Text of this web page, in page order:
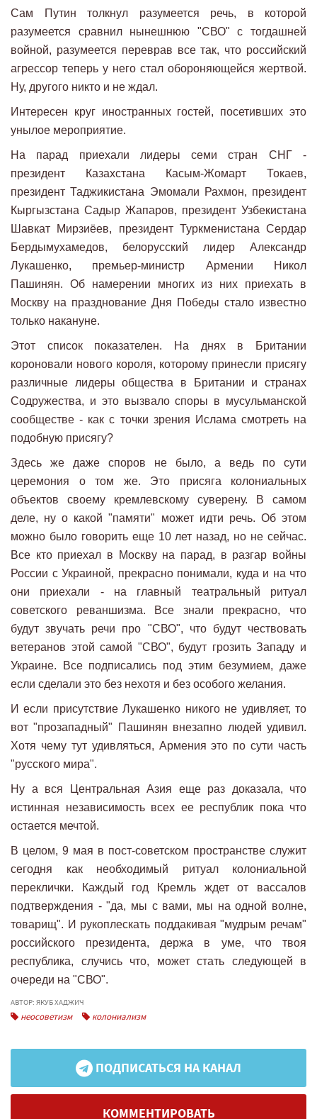
Сам Путин толкнул разумеется речь, в которой
разумеется сравнил нынешнюю "СВО" с тогдашней
войной, разумеется переврав все так, что российский
агрессор теперь у него стал обороняющейся жертвой.
Ну, другого никто и не ждал.
Интересен круг иностранных гостей, посетивших это
унылое мероприятие.
На парад приехали лидеры семи стран СНГ -
президент Казахстана Касым-Жомарт Токаев,
президент Таджикистана Эмомали Рахмон, президент
Кыргызстана Садыр Жапаров, президент Узбекистана
Шавкат Мирзиёев, президент Туркменистана Сердар
Бердымухамедов, белорусский лидер Александр
Лукашенко, премьер-министр Армении Никол
Пашинян. Об намерении многих из них приехать в
Москву на празднование Дня Победы стало известно
только накануне.
Этот список показателен. На днях в Британии
короновали нового короля, которому принесли присягу
различные лидеры общества в Британии и странах
Содружества, и это вызвало споры в мусульманской
сообществе - как с точки зрения Ислама смотреть на
подобную присягу?
Здесь же даже споров не было, а ведь по сути
церемония о том же. Это присяга колониальных
объектов своему кремлевскому суверену. В самом
деле, ну о какой "памяти" может идти речь. Об этом
можно было говорить еще 10 лет назад, но не сейчас.
Все кто приехал в Москву на парад, в разгар войны
России с Украиной, прекрасно понимали, куда и на что
они приехали - на главный театральный ритуал
советского реваншизма. Все знали прекрасно, что
будут звучать речи про "СВО", что будут чествовать
ветеранов этой самой "СВО", будут грозить Западу и
Украине. Все подписались под этим безумием, даже
если сделали это без нехотя и без особого желания.
И если присутствие Лукашенко никого не удивляет, то
вот "прозападный" Пашинян внезапно людей удивил.
Хотя чему тут удивляться, Армения это по сути часть
"русского мира".
Ну а вся Центральная Азия еще раз доказала, что
истинная независимость всех ее республик пока что
остается мечтой.
В целом, 9 мая в пост-советском пространстве служит
сегодня как необходимый ритуал колониальной
переклички. Каждый год Кремль ждет от вассалов
подтверждения - "да, мы с вами, мы на одной волне,
товарищ". И рукоплескать поддакивая "мудрым речам"
российского президента, держа в уме, что твоя
республика, случись что, может стать следующей в
очереди на "СВО".
АВТОР: ЯКУБ ХАДЖИЧ
неосоветизм колониализм
ПОДПИСАТЬСЯ НА КАНАЛ
КОММЕНТИРОВАТЬ